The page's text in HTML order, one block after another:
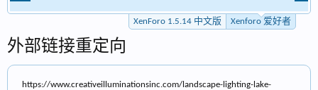
XenForo 1.5.14 中文版 Xenforo 爱好者
外部链接重定向
https://www.creativeilluminationsinc.com/landscape-lighting-lake-